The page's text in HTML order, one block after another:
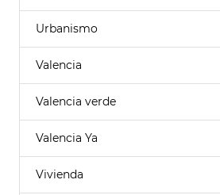
Urbanismo
Valencia
Valencia verde
Valencia Ya
Vivienda